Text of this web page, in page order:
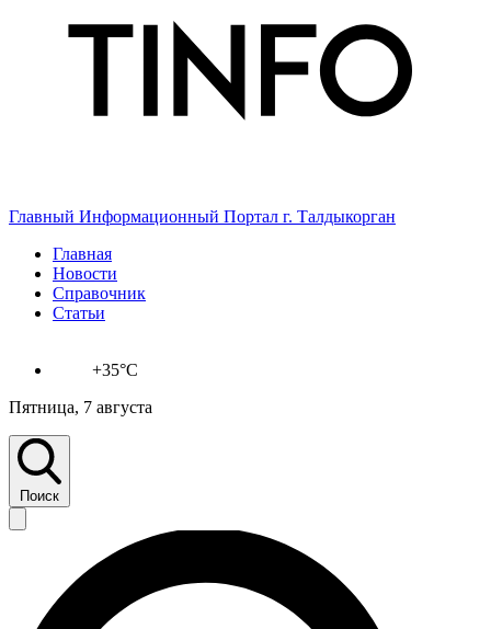
Главный Информационный Портал г. Талдыкорган
Главная
Новости
Справочник
Статьи
+35°C
Пятница, 7 августа
Поиск